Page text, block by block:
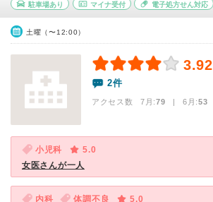
駐車場あり マイナ受付 電子処方せん対応
土曜（〜12:00）
3.92
2件
アクセス数 7月:79 | 6月:53
小児科
5.0
女医さんが一人
内科 体調不良 5.0